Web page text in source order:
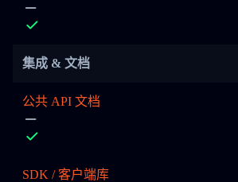
集成 & 文档
公共 API 文档
SDK / 客户端库